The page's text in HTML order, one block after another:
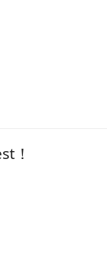
！